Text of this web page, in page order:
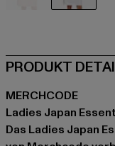
PRODUKT
MERCHCODE
Ladies Japan
Das Ladies Japan